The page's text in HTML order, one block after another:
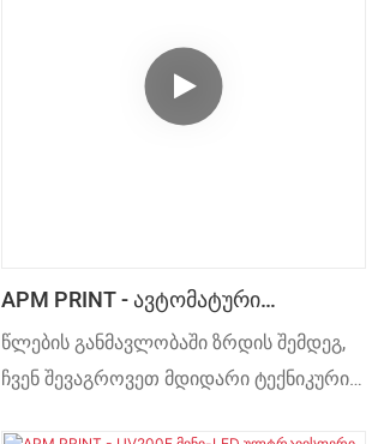
APM PRINT - Ავტომატური
Ჩამტვირთავი Და Ჩამტვირთავი
Ქამარი S102 Ტრაფარეტული
Ბეჭდვის Მანქანისთვის, Სხვა
წლების განმავლობაში ზრდის შემდეგ,
ჩვენ შევაგროვეთ მდიდარი ტექნიკური